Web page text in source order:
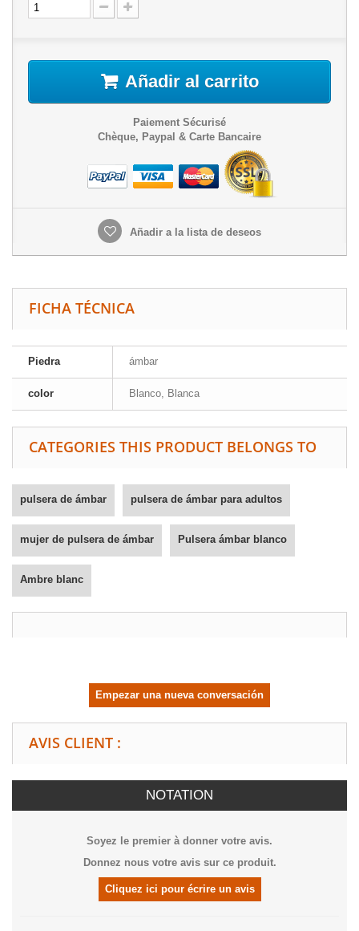
Añadir al carrito
Paiement Sécurisé
Chèque, Paypal & Carte Bancaire
Añadir a la lista de deseos
FICHA TÉCNICA
Piedra ámbar
color Blanco, Blanca
CATEGORIES THIS PRODUCT BELONGS TO
pulsera de ámbar pulsera de ámbar para adultos
mujer de pulsera de ámbar Pulsera ámbar blanco
Ambre blanc
Empezar una nueva conversación
AVIS CLIENT :
NOTATION
Soyez le premier à donner votre avis.
Donnez nous votre avis sur ce produit.
Cliquez ici pour écrire un avis